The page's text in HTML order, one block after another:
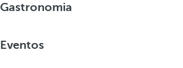
Gastronomia
Eventos